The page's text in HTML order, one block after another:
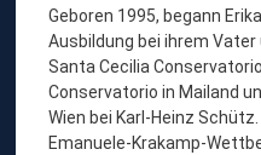
Geboren 1995, begann
Ausbildung bei ihrem
Santa Cecilia
Conservatorio in Mailand
Wien bei Karl-Heinz
Emanuele-Krakamp-